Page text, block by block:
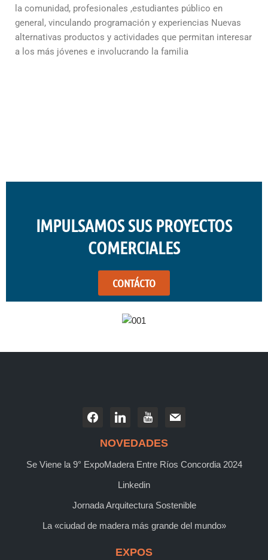
la comunidad, profesionales ,estudiantes público en
general, vinculando programación y experiencias Nuevas
alternativas productos y actividades que permitan interesar
a los más jóvenes e involucrando la familia
IMPULSAMOS SUS PROYECTOS
COMERCIALES
CONTÁCTO
NOVEDADES
Se Viene la 9° ExpoMadera Entre Ríos Concordia 2024
Linkedin
Jornada Arquitectura Sostenible
La «ciudad de madera más grande del mundo»
EXPOS